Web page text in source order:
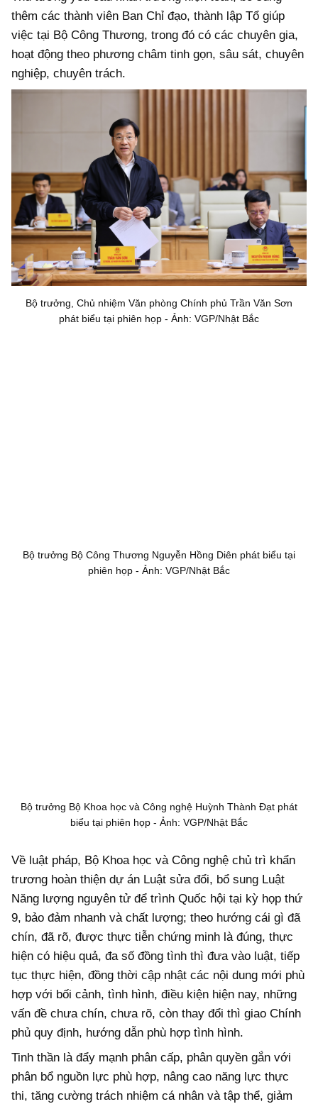
thêm các thành viên Ban Chỉ đạo, thành lập Tổ giúp
việc tại Bộ Công Thương, trong đó có các chuyên gia,
hoạt động theo phương châm tinh gọn, sâu sát, chuyên
nghiệp, chuyên trách.
Bộ trưởng, Chủ nhiệm Văn phòng Chính phủ Trần Văn Sơn
phát biểu tại phiên họp - Ảnh: VGP/Nhật Bắc
Bộ trưởng Bộ Công Thương Nguyễn Hồng Diên phát biểu tại
phiên họp - Ảnh: VGP/Nhật Bắc
Bộ trưởng Bộ Khoa học và Công nghệ Huỳnh Thành Đạt phát
biểu tại phiên họp - Ảnh: VGP/Nhật Bắc
Về luật pháp, Bộ Khoa học và Công nghệ chủ trì khẩn
trương hoàn thiện dự án Luật sửa đổi, bổ sung Luật
Năng lượng nguyên tử để trình Quốc hội tại kỳ họp thứ
9, bảo đảm nhanh và chất lượng; theo hướng cái gì đã
chín, đã rõ, được thực tiễn chứng minh là đúng, thực
hiện có hiệu quả, đa số đồng tình thì đưa vào luật, tiếp
tục thực hiện, đồng thời cập nhật các nội dung mới phù
hợp với bối cảnh, tình hình, điều kiện hiện nay, những
vấn đề chưa chín, chưa rõ, còn thay đổi thì giao Chính
phủ quy định, hướng dẫn phù hợp tình hình.
Tinh thần là đẩy mạnh phân cấp, phân quyền gắn với
phân bổ nguồn lực phù hợp, nâng cao năng lực thực
thi, tăng cường trách nhiệm cá nhân và tập thể, giảm